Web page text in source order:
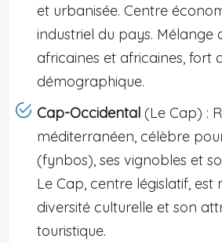
et urbanisée. Centre
industriel du pays. Mélange
africaines et africaines, fort
démographique.
Cap-Occidental (Le Cap) :
méditerranéen, célèbre
(fynbos), ses vignobles et
Le Cap, centre législatif,
diversité culturelle et son
touristique.